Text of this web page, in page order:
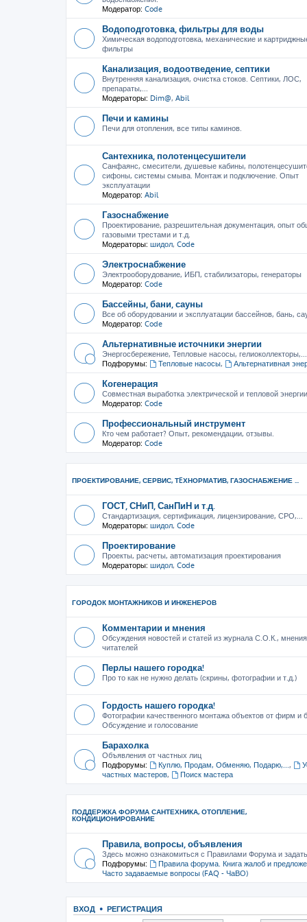
Модератор: Code
Водоподготовка, фильтры для воды
Химическая водоподготовка, механические и
фильтры
Канализация, водоотведение, септики
Внутренняя канализация, очистка стоков. Септики, ЛОС,
препараты,...
Модераторы: Dim@, Abil
Печи и камины
Печи для отопления, все типы каминов.
Сантехника, полотенцесушители
Санфаянс, смесители, душевые кабины,
сифоны, системы смыва. Монтаж и подключение. Опыт
эксплуатации
Модератор: Abil
Газоснабжение
Проектирование, разрешительная документация, опыт
газовыми трестами и т.д.
Модераторы: шидол, Code
Электроснабжение
Электрооборудование, ИБП, стабилизаторы, генераторы
Модератор: Code
Бассейны, бани, сауны
Все об оборудовании и эксплуатации бассейнов, бань,
Модератор: Code
Альтернативные источники энергии
Энергосбережение, Тепловые насосы, гелиоколлекторы,...
Подфорумы:
Тепловые насосы, Альтернативная
Когенерация
Совместная выработка электрической и тепловой энергии
Модератор: Code
Профессиональный инструмент
Кто чем работает? Опыт, рекомендации, отзывы.
Модератор: Code
ПРОЕКТИРОВАНИЕ, СЕРВИС, ТEХНОРМАТИВ, ГАЗОСНАБЖЕНИЕ ...
ГОСТ, СНиП, СанПиН и т.д.
Стандартизация, сертификация, лицензирование, СРО,...
Модераторы: шидол, Code
Проектирование
Проекты, расчеты, автоматизация проектирования
Модераторы: шидол, Code
ГОРОДОК МОНТАЖНИКОВ И ИНЖЕНЕРОВ
Комментарии и мнения
Обсуждения новостей и статей из журнала С.О.К., мнения
читателей
Перлы нашего городка!
Про то как не нужно делать (скрины, фотографии и т.д.)
Гордость нашего городка!
Фотографии качественного монтажа объектов от фирм и
Обсуждение и голосование
Барахолка
Объявления от частных лиц
Подфорумы:
Куплю, Продам, Обменяю, Подарю,...,
частных мастеров, Поиск мастера
ПОДДЕРЖКА ФОРУМА САНТЕХНИКА, ОТОПЛЕНИЕ,
КОНДИЦИОНИРОВАНИЕ
Правила, вопросы, объявления
Здесь можно ознакомиться с Правилами Форума и
Подфорумы:
Правила форума. Книга жалоб и
Часто задаваемые вопросы (FAQ - ЧаВО)
ВХОД • РЕГИСТРАЦИЯ